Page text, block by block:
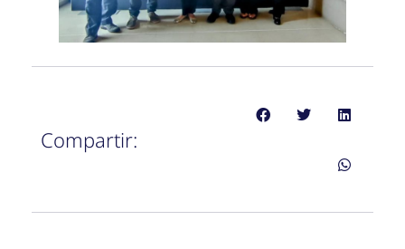
Compartir: